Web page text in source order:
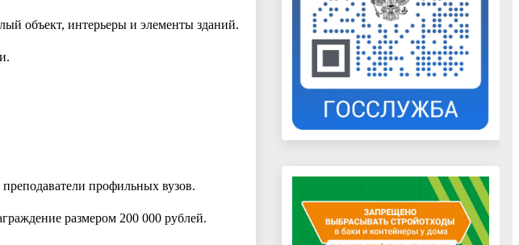
объект, интерьеры и элементы зданий.
профильных вузов.
размером 200 000 рублей.